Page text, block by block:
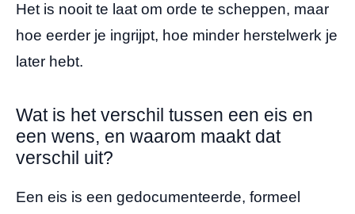
Het is nooit te laat om orde te scheppen, maar
hoe eerder je ingrijpt, hoe minder herstelwerk je
later hebt.
Wat is het verschil tussen een eis en
een wens, en waarom maakt dat
verschil uit?
Een eis is een gedocumenteerde, formeel